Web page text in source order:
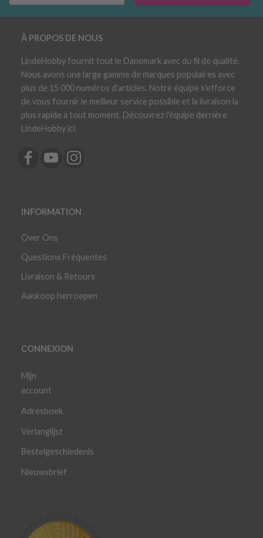
À PROPOS DE NOUS
LindeHobby fournit tout le Danemark avec du fil de qualité.
Nous avons une large gamme de marques populaires avec
plus de 15 000 numéros d'articles. Notre équipe s'efforce
de vous fournir le meilleur service possible et la livraison la
plus rapide à tout moment. Découvrez l'équipe derrière
LindeHobby ici.
INFORMATION
Over Ons
Questions Fréquentes
Livraison & Retours
Aankoop herroepen
CONNEXION
Mijn
account
Adresboek
Verlanglijst
Bestelgeschiedenis
Nieuwsbrief